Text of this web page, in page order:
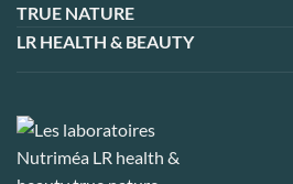
TRUE NATURE
LR HEALTH & BEAUTY